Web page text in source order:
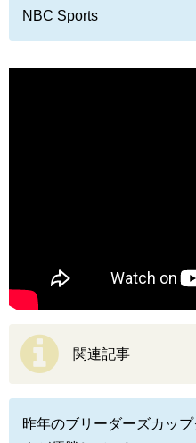
NBC Sports
関連記事
昨年のブリーダーズカッ